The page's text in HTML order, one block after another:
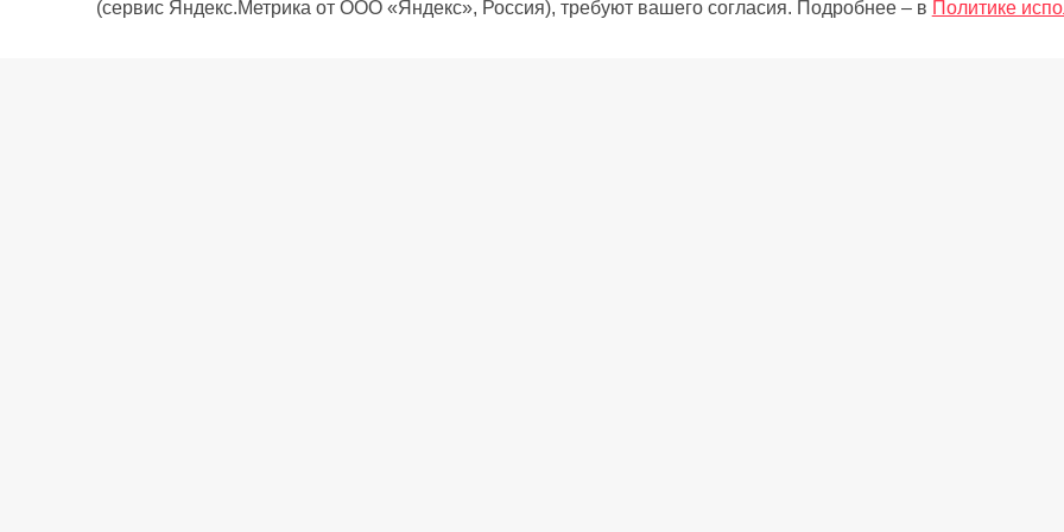
(сервис Яндекс.Метрика от ООО «Яндекс», Россия), требуют вашего согласия. Подробнее – в Политике